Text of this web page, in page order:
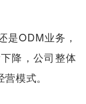
是ODM业务，
降，公司整体
模式。